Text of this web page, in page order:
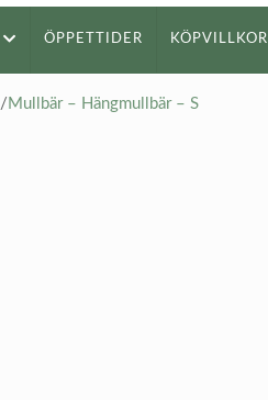
ÖPPETTIDER KÖPVILLKOR
/ Mullbär – Hängmullbär – S